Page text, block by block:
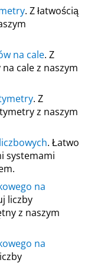
. Z łatwością
na cale. Z
cale z naszym
. Z
z naszym
. Łatwo
systemami
na
liczby
z naszym
na